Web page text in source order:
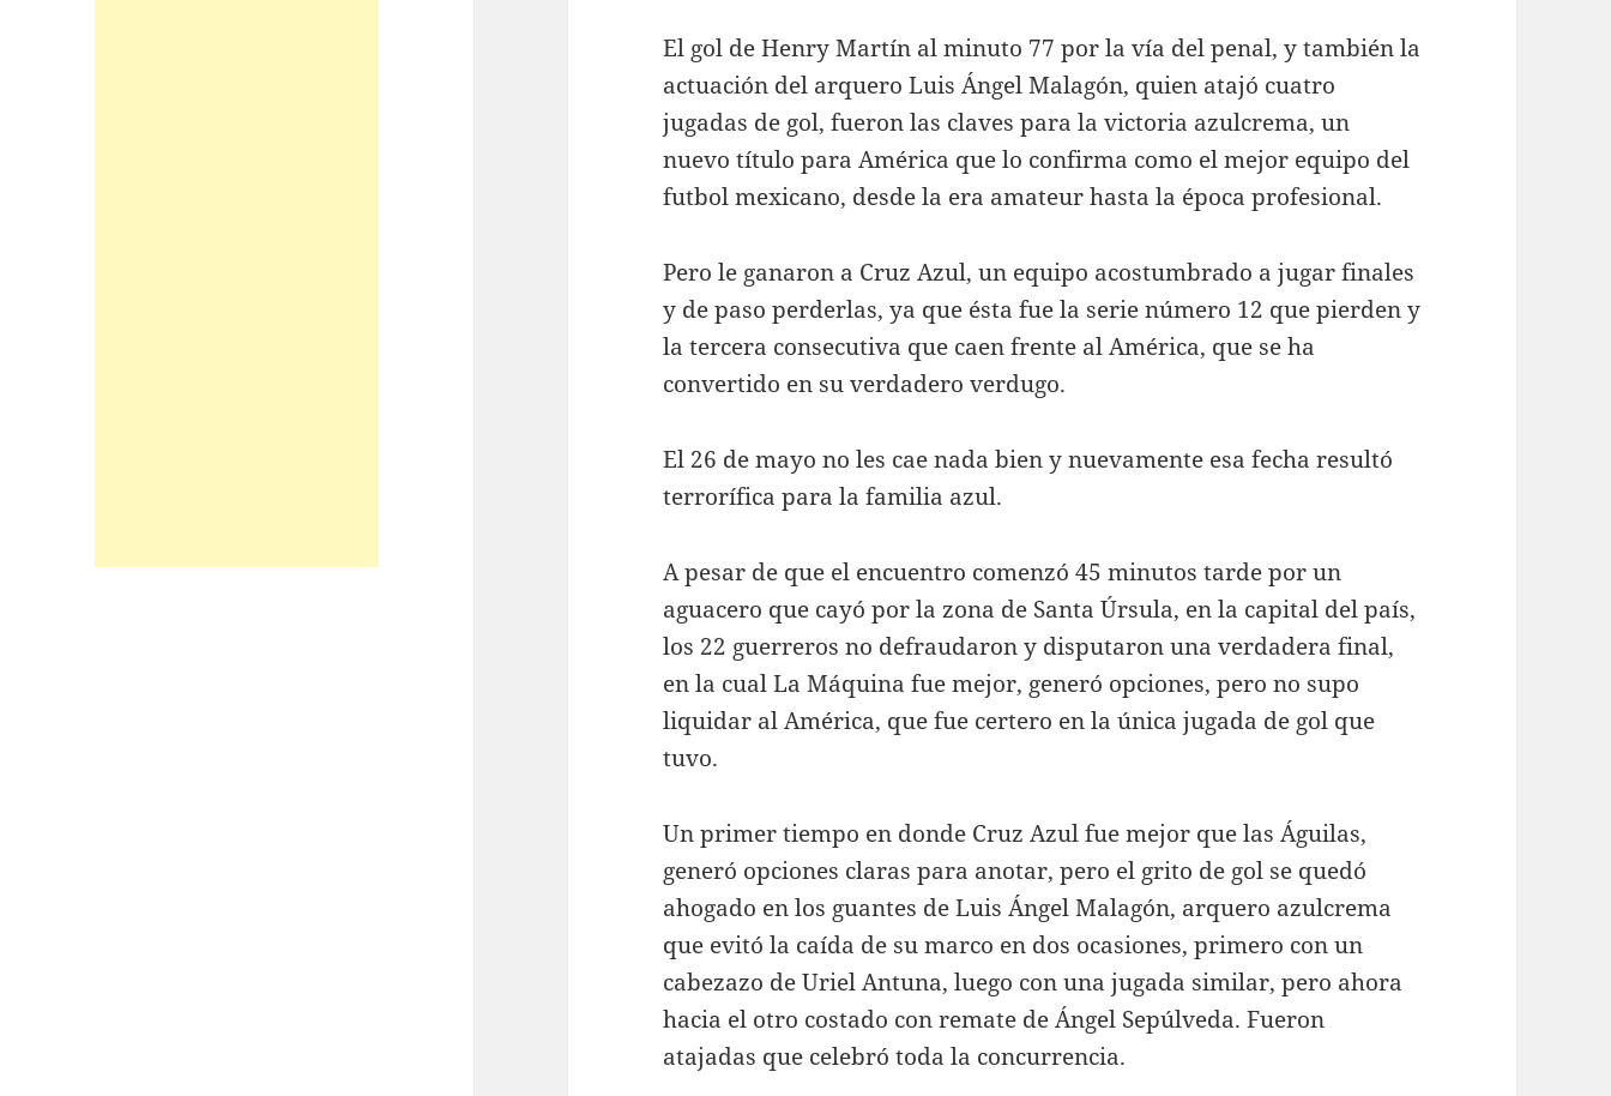
El gol de Henry Martín al minuto 77 por la vía del penal, y también la
actuación del arquero Luis Ángel Malagón, quien atajó cuatro
jugadas de gol, fueron las claves para la victoria azulcrema, un
nuevo título para América que lo confirma como el mejor equipo del
futbol mexicano, desde la era amateur hasta la época profesional.
Pero le ganaron a Cruz Azul, un equipo acostumbrado a jugar finales
y de paso perderlas, ya que ésta fue la serie número 12 que pierden y
la tercera consecutiva que caen frente al América, que se ha
convertido en su verdadero verdugo.
El 26 de mayo no les cae nada bien y nuevamente esa fecha resultó
terrorífica para la familia azul.
A pesar de que el encuentro comenzó 45 minutos tarde por un
aguacero que cayó por la zona de Santa Úrsula, en la capital del país,
los 22 guerreros no defraudaron y disputaron una verdadera final,
en la cual La Máquina fue mejor, generó opciones, pero no supo
liquidar al América, que fue certero en la única jugada de gol que
tuvo.
Un primer tiempo en donde Cruz Azul fue mejor que las Águilas,
generó opciones claras para anotar, pero el grito de gol se quedó
ahogado en los guantes de Luis Ángel Malagón, arquero azulcrema
que evitó la caída de su marco en dos ocasiones, primero con un
cabezazo de Uriel Antuna, luego con una jugada similar, pero ahora
hacia el otro costado con remate de Ángel Sepúlveda. Fueron
atajadas que celebró toda la concurrencia.